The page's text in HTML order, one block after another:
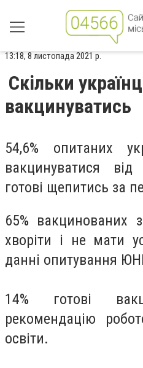
13:18, 8 листопада 2021 р.
Скільки
вакцинуватись
54,6% опитаних
вакцинуватися від
готові щепитись за
65% вакцинованих
хворіти і не мати
данні опитування
14% готові
рекомендацію
освіти.